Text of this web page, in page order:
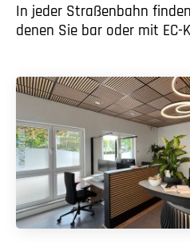
In jeder Straßenbahn
denen Sie bar oder mit EC-